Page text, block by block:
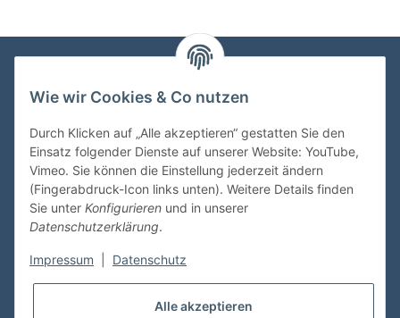
VDMedien24.de
Kasernenstraße 6-10
66482 Zweibrücken
Tel. 06332 72710
eMail: heinz.nickel@vdmedien.de
Wie wir Cookies & Co nutzen
Durch Klicken auf „Alle akzeptieren“ gestatten Sie den
Einsatz folgender Dienste auf unserer Website: YouTube,
Vimeo. Sie können die Einstellung jederzeit ändern
(Fingerabdruck-Icon links unten). Weitere Details finden
Sie unter Konfigurieren und in unserer
Datenschutzerklärung.
Impressum Datenschutz
Alle akzeptieren